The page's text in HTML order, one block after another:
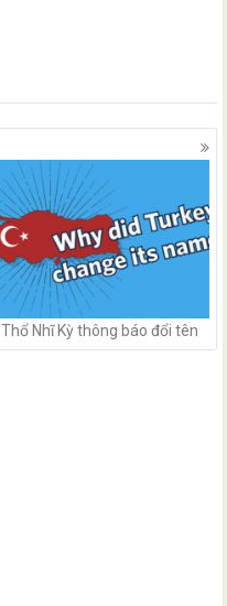
Thổ Nhĩ Kỳ thông báo đổi tên